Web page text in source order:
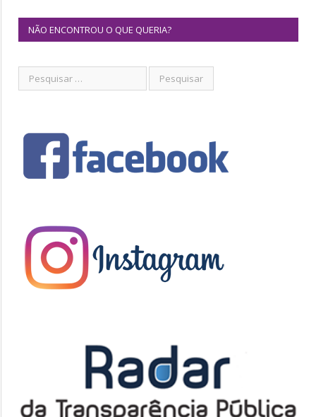
NÃO ENCONTROU O QUE QUERIA?